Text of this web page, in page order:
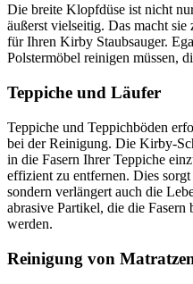
Die breite Klopfdüse ist nicht
äußerst vielseitig. Das macht
für Ihren Kirby Staubsauger.
Polstermöbel reinigen müssen,
Teppiche und Läufer
Teppiche und Teppichböden
bei der Reinigung. Die Kirby-
in die Fasern Ihrer Teppiche
effizient zu entfernen. Dies
sondern verlängert auch die
abrasive Partikel, die die Fasern
werden.
Reinigung von